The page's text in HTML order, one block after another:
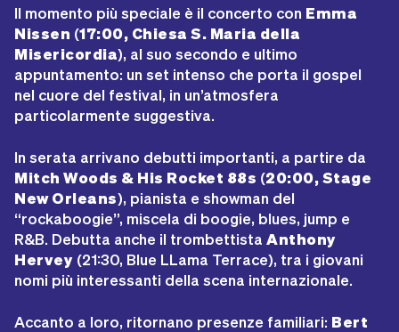
Il momento più speciale è il concerto con Emma
Nissen (17:00, Chiesa S. Maria della
Misericordia), al suo secondo e ultimo
appuntamento: un set intenso che porta il gospel
nel cuore del festival, in un’atmosfera
particolarmente suggestiva.
In serata arrivano debutti importanti, a partire da
Mitch Woods & His Rocket 88s (20:00, Stage
New Orleans), pianista e showman del
“rockaboogie”, miscela di boogie, blues, jump e
R&B. Debutta anche il trombettista Anthony
Hervey (21:30, Blue LLama Terrace), tra i giovani
nomi più interessanti della scena internazionale.
Accanto a loro, ritornano presenze familiari: Bert